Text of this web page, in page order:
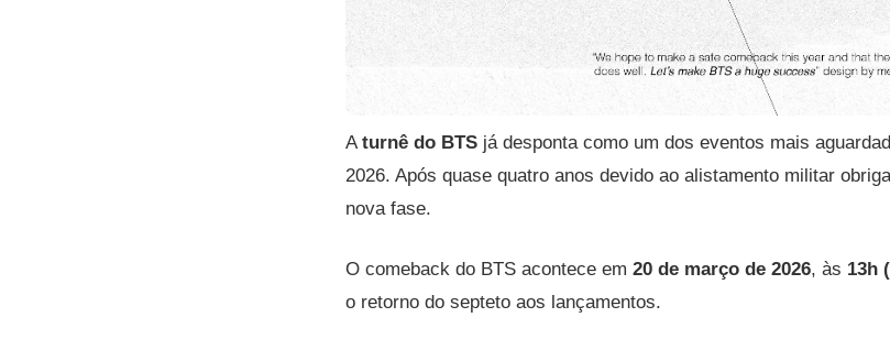
Aturnê do BTS já desponta como um dos eventos mais
2026. Após quase quatro anos devido ao alistamento militar
nova fase.
O comeback do BTS acontece em20 de março de 2026, às 13h
o retorno do septeto aos lançamentos.